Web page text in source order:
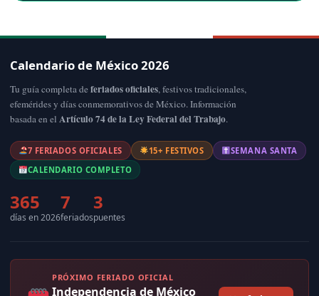
Calendario de México 2026
Tu guía completa de feriados oficiales, festivos tradicionales,
efemérides y días conmemorativos de México. Información
basada en el Artículo 74 de la Ley Federal del Trabajo.
7 FERIADOS OFICIALES 15+ FESTIVOS
SEMANA SANTA
CALENDARIO COMPLETO
365
días en 2026
7
feriados
3
puentes
PRÓXIMO FERIADO OFICIAL
Independencia de México